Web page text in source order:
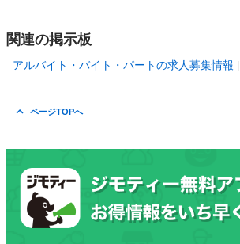
関連の掲示板
アルバイト・バイト・パートの求人募集情報
ページTOPへ